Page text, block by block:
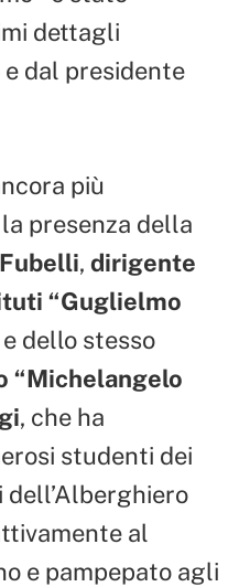
dettagli
e dal presidente
più
presenza della
, dirigente
“Guglielmo
e dello stesso
“Michelangelo
, che ha
studenti dei
al
e pampepato agli